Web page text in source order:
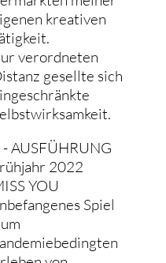
kreativen
verordneten
gesellte sich
- AUSFÜHRUNG
2022
YOU
Spiel